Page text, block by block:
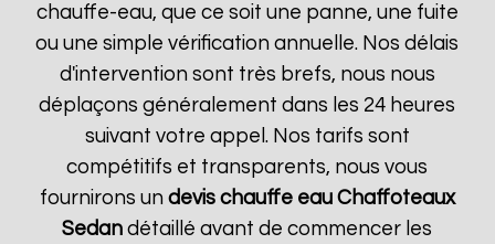
chauffe-eau, que ce soit une panne, une fuite
ou une simple vérification annuelle. Nos délais
d'intervention sont très brefs, nous nous
déplaçons généralement dans les 24 heures
suivant votre appel. Nos tarifs sont
compétitifs et transparents, nous vous
fournirons un devis chauffe eau Chaffoteaux
Sedan détaillé avant de commencer les